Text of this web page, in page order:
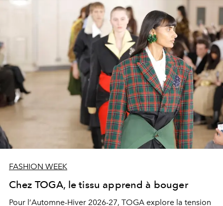
FASHION WEEK
Chez TOGA, le tissu apprend à bouger
Pour l’Automne-Hiver 2026-27, TOGA explore la tension